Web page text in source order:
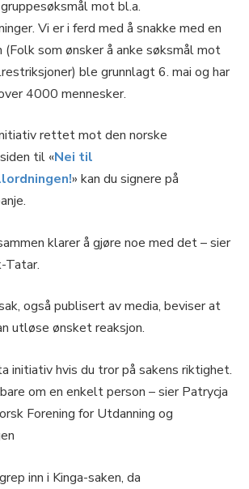
mot bl.a.
Vi er i ferd med å snakke med en
(Folk som ønsker å anke søksmål mot
ble grunnlagt 6. mai og har
4000 mennesker.
rettet mot den norske
til «Nei til
» kan du signere på
klarer å gjøre noe med det – sier
Tatar.
også publisert av media, beviser at
utløse ønsket reaksjon.
initiativ hvis du tror på sakens riktighet.
om en enkelt person – sier Patrycja
Forening for Utdanning og
inn i Kinga-saken, da